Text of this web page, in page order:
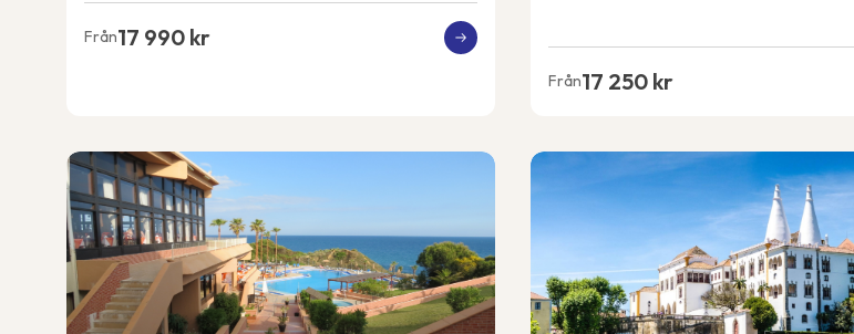
Från17 990 kr
Från17 250 kr